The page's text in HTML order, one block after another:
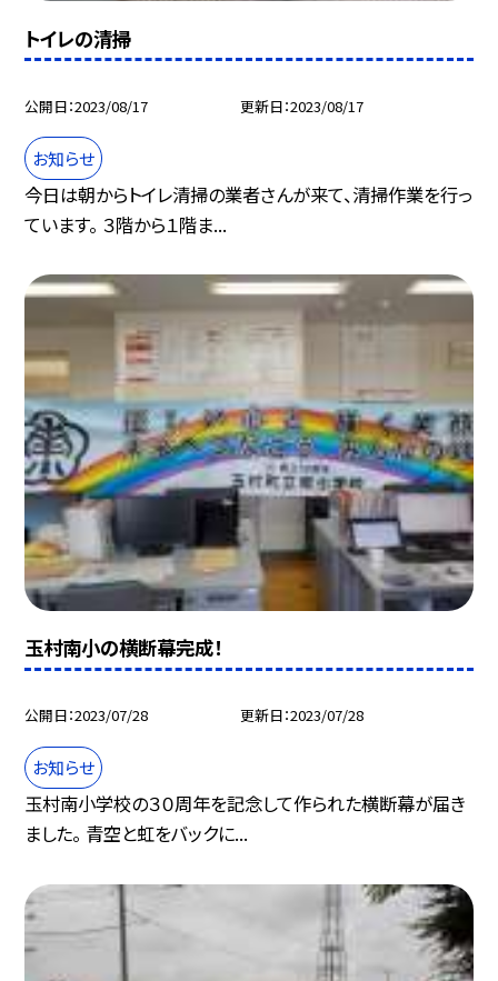
トイレの清掃
公開日 2023/08/17 更新日 2023/08/17
お知らせ
今日は朝からトイレ清掃の業者さんが来て、清掃作業を行っ
ています。 ３階から１階ま...
玉村南小の横断幕完成！
公開日 2023/07/28 更新日 2023/07/28
お知らせ
玉村南小学校の３０周年を記念して作られた横断幕が届き
ました。 青空と虹をバックに...